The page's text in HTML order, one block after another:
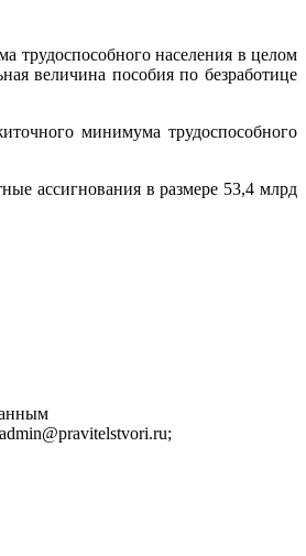
трудоспособного населения в целом
величина пособия по безработице
минимума трудоспособного
ассигнования в размере 53,4 млрд